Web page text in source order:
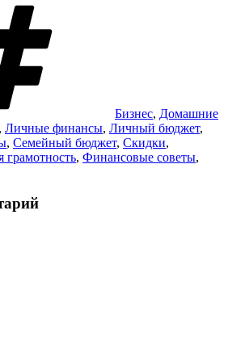
Бизнес, Домашние
, Личные финансы, Личный бюджет,
, Семейный бюджет, Скидки,
грамотность, Финансовые советы,